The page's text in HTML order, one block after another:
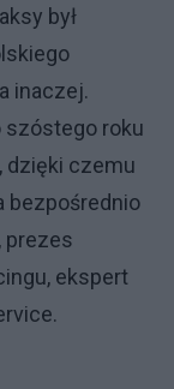
był
inaczej.
szóstego roku
dzięki czemu
bezpośrednio
prezes
ekspert